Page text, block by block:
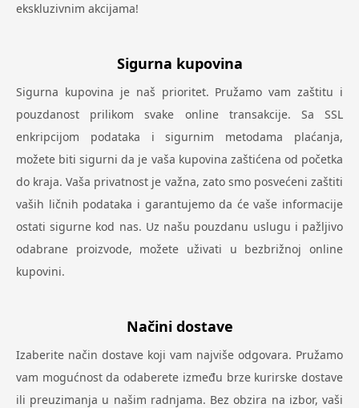
ekskluzivnim akcijama!
Sigurna kupovina
Sigurna kupovina je naš prioritet. Pružamo vam zaštitu i
pouzdanost prilikom svake online transakcije. Sa SSL
enkripcijom podataka i sigurnim metodama plaćanja,
možete biti sigurni da je vaša kupovina zaštićena od početka
do kraja. Vaša privatnost je važna, zato smo posvećeni zaštiti
vaših ličnih podataka i garantujemo da će vaše informacije
ostati sigurne kod nas. Uz našu pouzdanu uslugu i pažljivo
odabrane proizvode, možete uživati u bezbrižnoj online
kupovini.
Načini dostave
Izaberite način dostave koji vam najviše odgovara. Pružamo
vam mogućnost da odaberete između brze kurirske dostave
ili preuzimanja u našim radnjama. Bez obzira na izbor, vaši